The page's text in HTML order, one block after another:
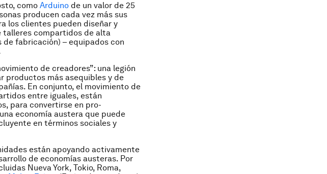
como Arduino de un valor de 25
producen cada vez más sus
los clientes pueden diseñar y
compartidos de alta
fabricación) – equipados con
de creadores”: una legión
productos más asequibles y de
En conjunto, el movimiento de
entre iguales, están
para convertirse en pro-
economía austera que puede
en términos sociales y
están apoyando activamente
de economías austeras. Por
Nueva York, Tokio, Roma,